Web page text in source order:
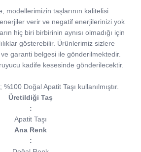
modellerimizin taşlarının kalitelisi
enerjiler verir ve negatif enerjilerinizi yok
hiç biri birbirinin aynısı olmadığı için
gösterebilir. Ürünlerimiz sizlere
garanti belgesi ile gönderilmektedir.
kadife kesesinde gönderilecektir.
%100 Doğal Apatit Taşı kullanılmıştır.
Üretildiği Taş
:
Apatit Taşı
Ana Renk
: